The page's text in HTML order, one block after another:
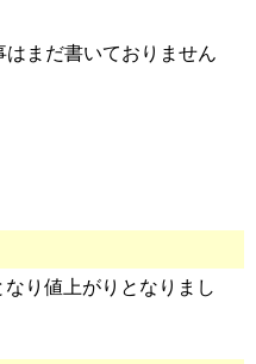
まだ書いておりません
り値上がりとなりまし